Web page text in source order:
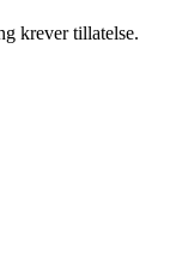
krever tillatelse.